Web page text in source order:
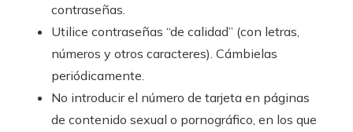
contraseñas.
Utilice contraseñas “de calidad” (con letras,
números y otros caracteres). Cámbielas
periódicamente.
No introducir el número de tarjeta en páginas
de contenido sexual o pornográfico, en los que